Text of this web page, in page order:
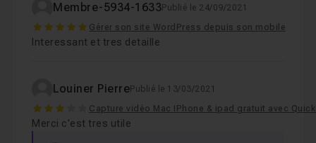
Membre-5934-1633Publié le 24/09/2021
5 Gérer son site WordPress depuis son mobile
Interessant et tres detaille
Louiner PierrePublié le 13/03/2021
3 Capture vidéo Mac IPhone & ipad gratuit avec
Merci c’est tres utile